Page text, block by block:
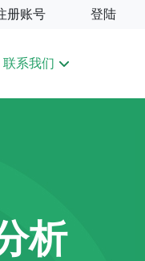
册账号 登陆
联系我们
析